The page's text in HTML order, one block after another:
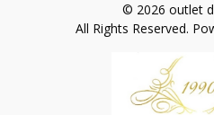
© 2026 outlet
All Rights Reserved.